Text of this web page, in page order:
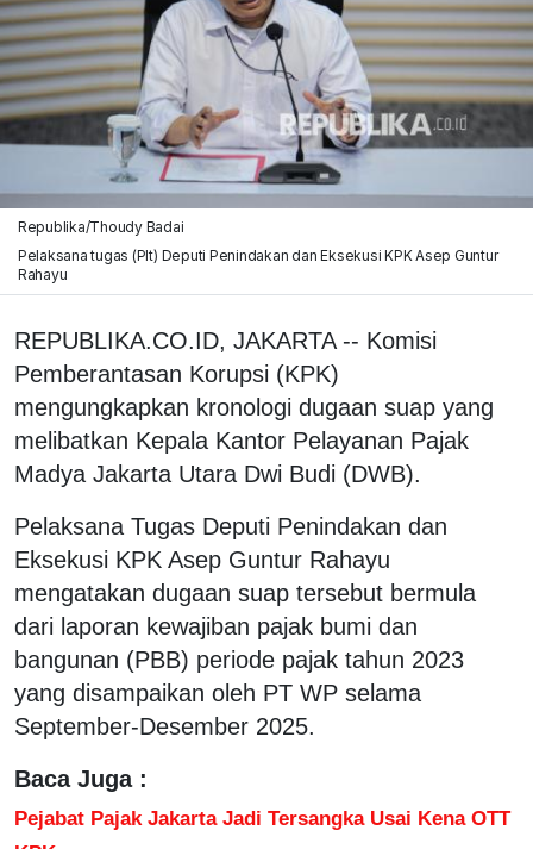
Republika/Thoudy Badai
Pelaksana tugas (Plt) Deputi Penindakan dan Eksekusi KPK Asep Guntur
Rahayu
REPUBLIKA.CO.ID, JAKARTA -- Komisi
Pemberantasan Korupsi (KPK)
mengungkapkan kronologi dugaan suap yang
melibatkan Kepala Kantor Pelayanan Pajak
Madya Jakarta Utara Dwi Budi (DWB).
Pelaksana Tugas Deputi Penindakan dan
Eksekusi KPK Asep Guntur Rahayu
mengatakan dugaan suap tersebut bermula
dari laporan kewajiban pajak bumi dan
bangunan (PBB) periode pajak tahun 2023
yang disampaikan oleh PT WP selama
September-Desember 2025.
Baca Juga :
Pejabat Pajak Jakarta Jadi Tersangka Usai Kena OTT